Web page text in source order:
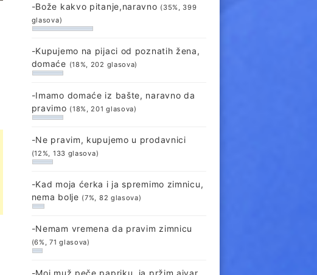
-Bože kakvo pitanje,naravno (35%, 399
glasova)
-Kupujemo na pijaci od poznatih žena,
domaće (18%, 202 glasova)
-Imamo domaće iz bašte, naravno da
pravimo (18%, 201 glasova)
-Ne pravim, kupujemo u prodavnici
(12%, 133 glasova)
-Kad moja ćerka i ja spremimo zimnicu,
nema bolje (7%, 82 glasova)
-Nemam vremena da pravim zimnicu
(6%, 71 glasova)
-Moj muž peče papriku, ja pržim ajvar